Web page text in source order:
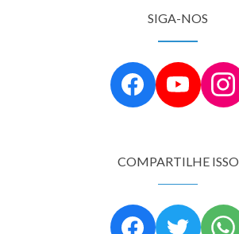
SIGA-NOS
COMPARTILHE ISSO